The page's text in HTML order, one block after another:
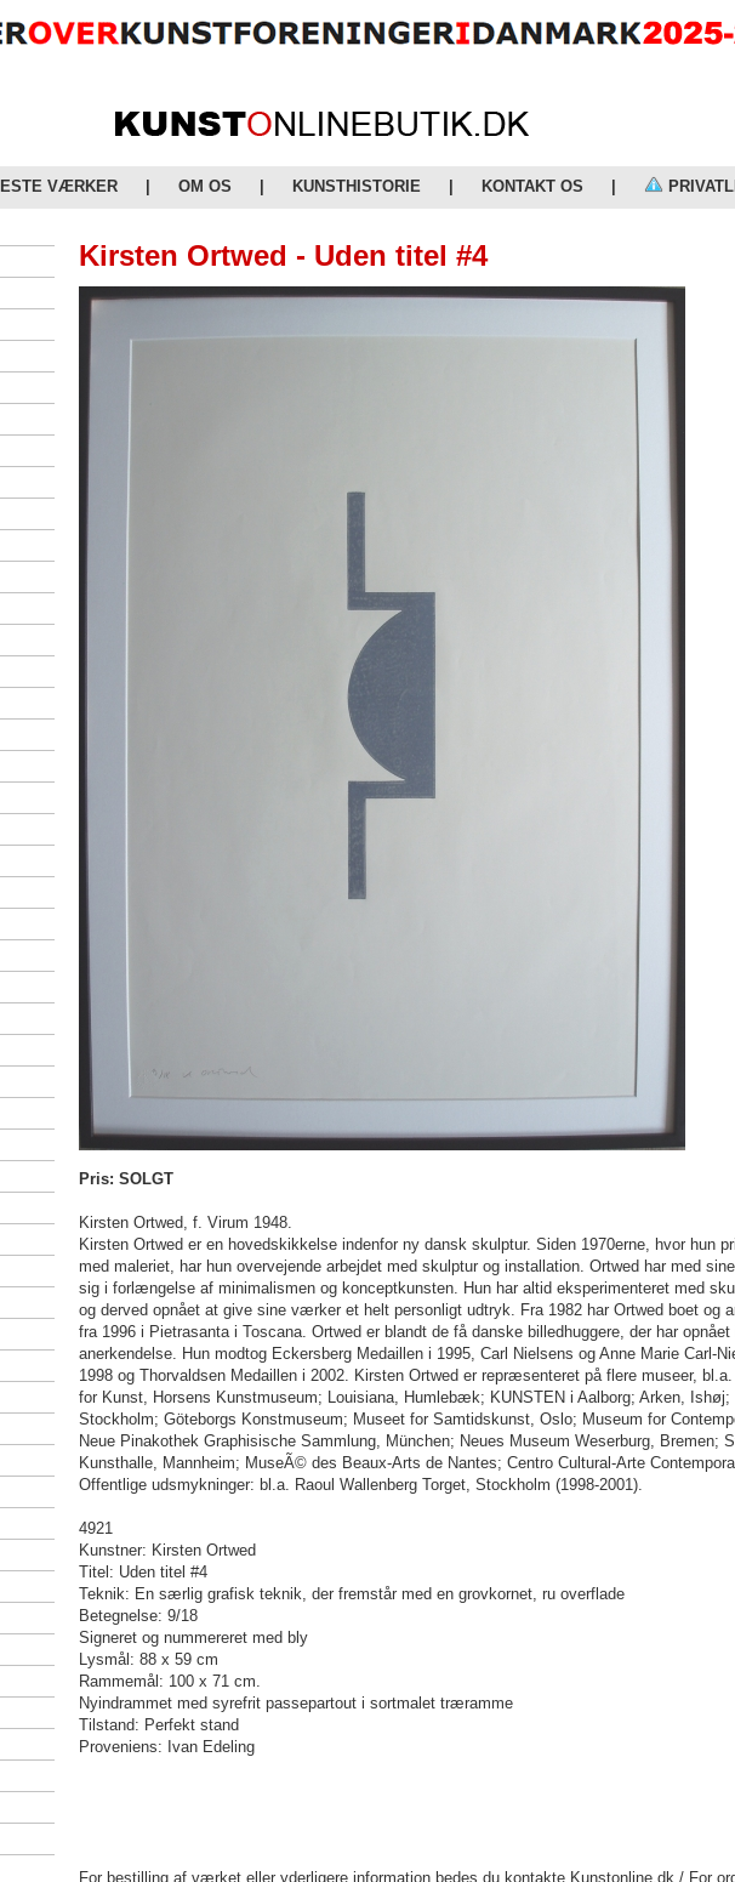
VÆRKER OM OS KUNSTHISTORIE KONTAKT OS
Kirsten Ortwed - Uden titel #4
Pris: SOLGT
Kirsten Ortwed, f. Virum 1948.
Kirsten Ortwed er en hovedskikkelse indenfor ny dansk skulptur. Siden 1970erne, hvor hun
med maleriet, har hun overvejende arbejdet med skulptur og installation. Ortwed har med
sig i forlængelse af minimalismen og konceptkunsten. Hun har altid eksperimenteret med
og derved opnået at give sine værker et helt personligt udtryk. Fra 1982 har Ortwed boet og
fra 1996 i Pietrasanta i Toscana. Ortwed er blandt de få danske billedhuggere, der har opnået
anerkendelse. Hun modtog Eckersberg Medaillen i 1995, Carl Nielsens og Anne Marie Carl-
1998 og Thorvaldsen Medaillen i 2002. Kirsten Ortwed er repræsenteret på flere museer,
for Kunst, Horsens Kunstmuseum; Louisiana, Humlebæk; KUNSTEN i Aalborg; Arken, Ishøj;
Stockholm; Göteborgs Konstmuseum; Museet for Samtidskunst, Oslo; Museum for
Neue Pinakothek Graphisische Sammlung, München; Neues Museum Weserburg, Bremen;
Kunsthalle, Mannheim; MuseÃ© des Beaux-Arts de Nantes; Centro Cultural-Arte
Offentlige udsmykninger: bl.a. Raoul Wallenberg Torget, Stockholm (1998-2001).
4921
Kunstner: Kirsten Ortwed
Titel: Uden titel #4
Teknik: En særlig grafisk teknik, der fremstår med en grovkornet, ru overflade
Betegnelse: 9/18
Signeret og nummereret med bly
Lysmål: 88 x 59 cm
Rammemål: 100 x 71 cm.
Nyindrammet med syrefrit passepartout i sortmalet træramme
Tilstand: Perfekt stand
Proveniens: Ivan Edeling
For bestilling af værket eller yderligere information bedes du kontakte Kunstonline.dk / For